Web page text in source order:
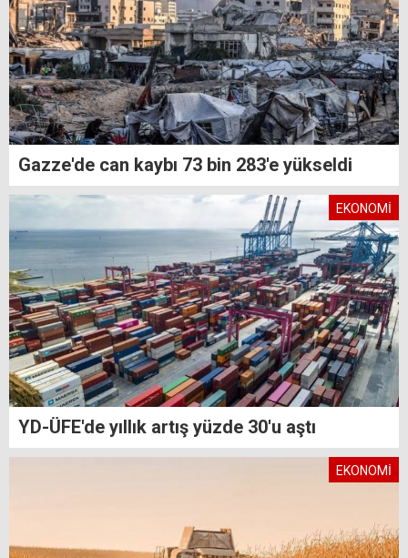
Gazze'de can kaybı 73 bin 283'e yükseldi
EKONOMİ
YD-ÜFE'de yıllık artış yüzde 30'u aştı
EKONOMİ